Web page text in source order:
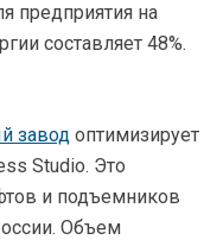
предприятия на
составляет 48%.
завод оптимизирует
Studio. Это
и подъемников
Объем